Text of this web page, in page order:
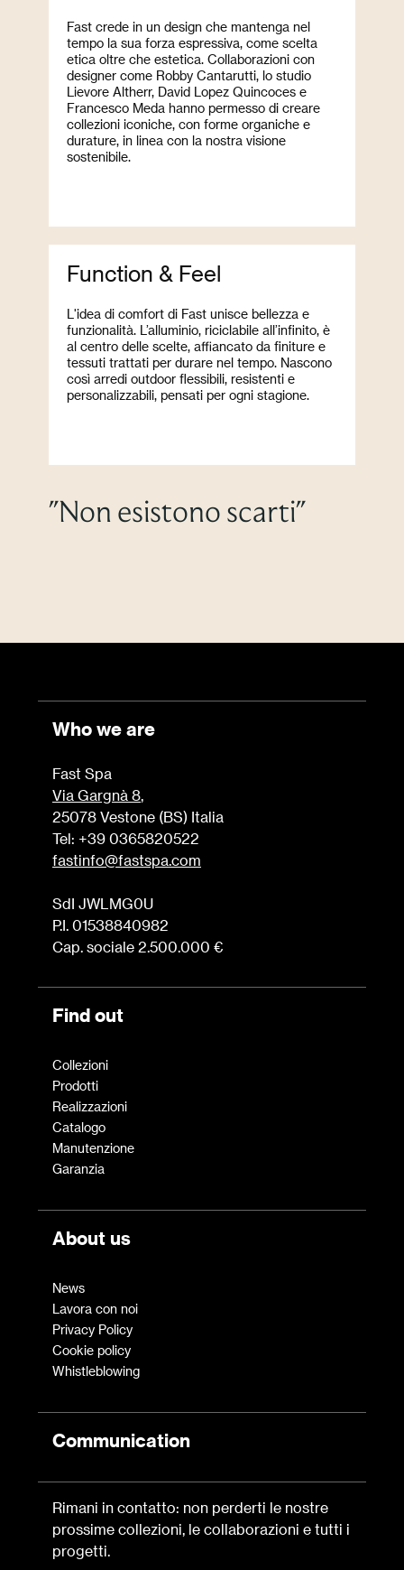
Fast crede in un design che mantenga nel
tempo la sua forza espressiva, come scelta
etica oltre che estetica. Collaborazioni con
designer come Robby Cantarutti, lo studio
Lievore Altherr, David Lopez Quincoces e
Francesco Meda hanno permesso di creare
collezioni iconiche, con forme organiche e
durature, in linea con la nostra visione
sostenibile.
Function & Feel
L'idea di comfort di Fast unisce bellezza e
funzionalità. L’alluminio, riciclabile all’infinito, è
al centro delle scelte, affiancato da finiture e
tessuti trattati per durare nel tempo. Nascono
così arredi outdoor flessibili, resistenti e
personalizzabili, pensati per ogni stagione.
"Non esistono scarti"
Who we are
Fast Spa
Via Gargnà 8,
25078 Vestone (BS) Italia
Tel: +39 0365820522
fastinfo@fastspa.com
SdI JWLMG0U
P.I. 01538840982
Cap. sociale 2.500.000 €
Find out
Collezioni
Prodotti
Realizzazioni
Catalogo
Manutenzione
Garanzia
About us
News
Lavora con noi
Privacy Policy
Cookie policy
Whistleblowing
Communication
Rimani in contatto: non perderti le nostre
prossime collezioni, le collaborazioni e tutti i
progetti.